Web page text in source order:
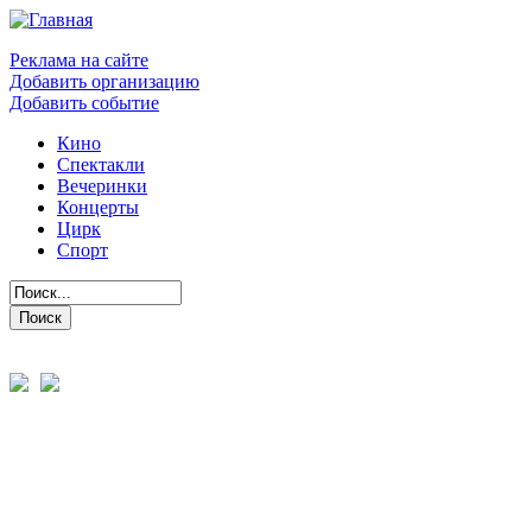
Реклама на сайте
Добавить организацию
Добавить событие
Кино
Спектакли
Вечеринки
Концерты
Цирк
Спорт